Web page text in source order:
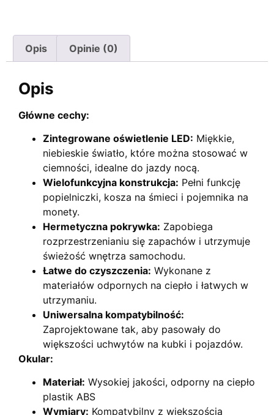
Opis Opinie (0)
Opis
Główne cechy:
Zintegrowane oświetlenie LED: Miękkie,
niebieskie światło, które można stosować w
ciemności, idealne do jazdy nocą.
Wielofunkcyjna konstrukcja: Pełni funkcję
popielniczki, kosza na śmieci i pojemnika na
monety.
Hermetyczna pokrywka: Zapobiega
rozprzestrzenianiu się zapachów i utrzymuje
świeżość wnętrza samochodu.
Łatwe do czyszczenia: Wykonane z
materiałów odpornych na ciepło i łatwych w
utrzymaniu.
Uniwersalna kompatybilność:
Zaprojektowane tak, aby pasowały do
większości uchwytów na kubki i pojazdów.
Okular:
Materiał: Wysokiej jakości, odporny na ciepło
plastik ABS
Wymiary: Kompatybilny z większością